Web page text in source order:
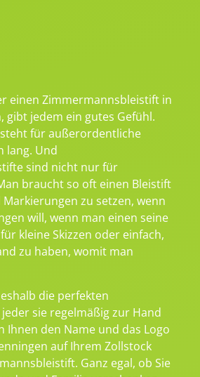
einen Zimmermannsbleistift in
gibt jedem ein gutes Gefühl.
für außerordentliche
lang. Und
sind nicht nur für
braucht so oft einen Bleistift
Markierungen zu setzen, wenn
will, wenn man einen seine
kleine Skizzen oder einfach,
zu haben, womit man
die perfekten
sie regelmäßig zur Hand
Ihnen den Name und das Logo
auf Ihrem Zollstock
Ganz egal, ob Sie